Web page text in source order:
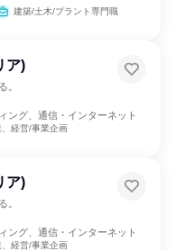
建築/土木/プラント専門職
ア)
。
ング、通信・インターネット
、経営/事業企画
ア)
。
ング、通信・インターネット
、経営/事業企画